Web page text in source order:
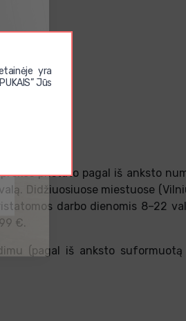
yra
Jūs
pristato pagal iš anksto
Didžiuosiuose miestuose
darbo dienomis 8–22
€.
(pagal iš anksto suformuotą